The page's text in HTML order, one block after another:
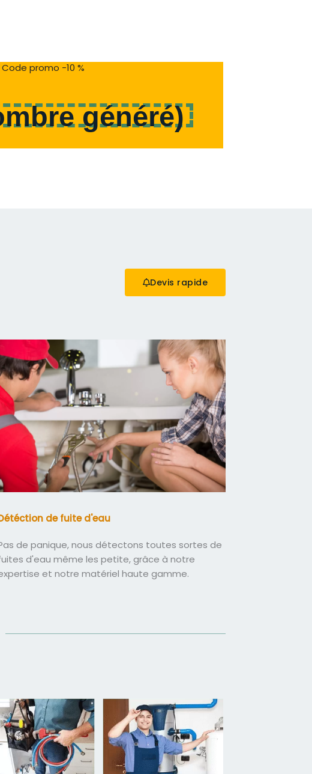
Code promo -10 %
généré)
Devis rapide
de fuite d'eau
de panique, nous détectons toutes sortes de
d'eau même les petite, grâce à notre
et notre matériel haute gamme.